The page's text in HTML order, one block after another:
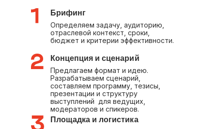
Площадка и логистика
Предлагаем формат и идею.
Разрабатываем сценарий,
составляем программу, тезисы,
презентации и структуру
выступлений для ведущих,
модераторов и спикеров.
Концепция и сценарий
Определяем задачу, аудиторию,
отраслевой контекст, сроки,
бюджет и критерии эффективности.
Брифинг